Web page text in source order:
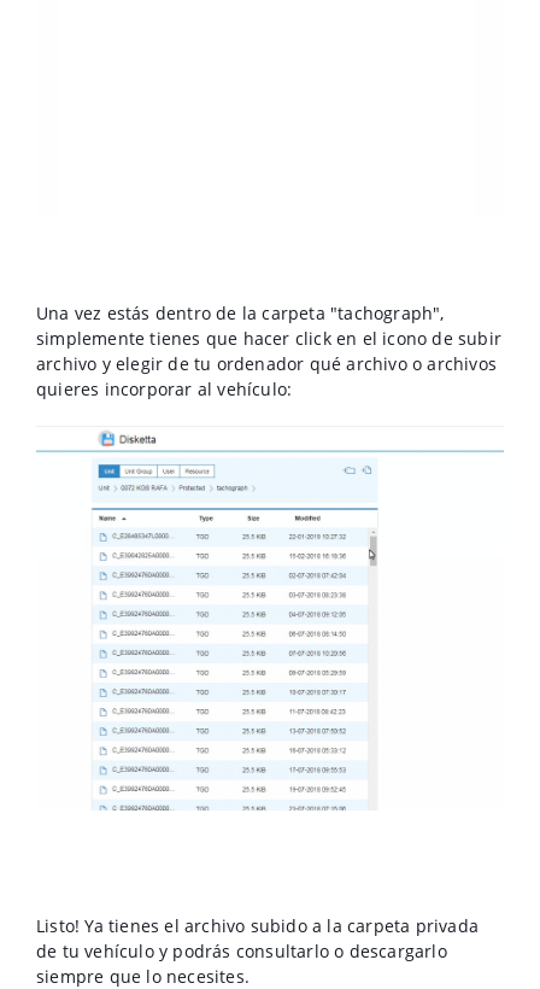
Una vez estás dentro de la carpeta "tachograph",
simplemente tienes que hacer click en el icono de subir
archivo y elegir de tu ordenador qué archivo o archivos
quieres incorporar al vehículo:
Listo! Ya tienes el archivo subido a la carpeta privada
de tu vehículo y podrás consultarlo o descargarlo
siempre que lo necesites.